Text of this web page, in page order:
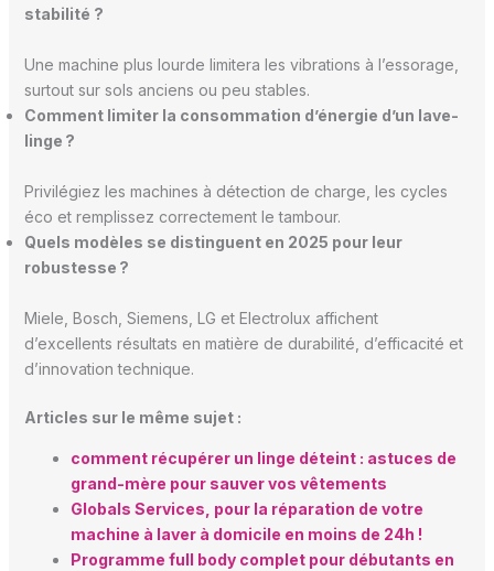
stabilité ?
Une machine plus lourde limitera les vibrations à l’essorage,
surtout sur sols anciens ou peu stables.
Comment limiter la consommation d’énergie d’un lave-
linge ?
Privilégiez les machines à détection de charge, les cycles
éco et remplissez correctement le tambour.
Quels modèles se distinguent en 2025 pour leur
robustesse ?
Miele, Bosch, Siemens, LG et Electrolux affichent
d’excellents résultats en matière de durabilité, d’efficacité et
d’innovation technique.
Articles sur le même sujet :
comment récupérer un linge déteint : astuces de
grand-mère pour sauver vos vêtements
Globals Services, pour la réparation de votre
machine à laver à domicile en moins de 24h !
Programme full body complet pour débutants en